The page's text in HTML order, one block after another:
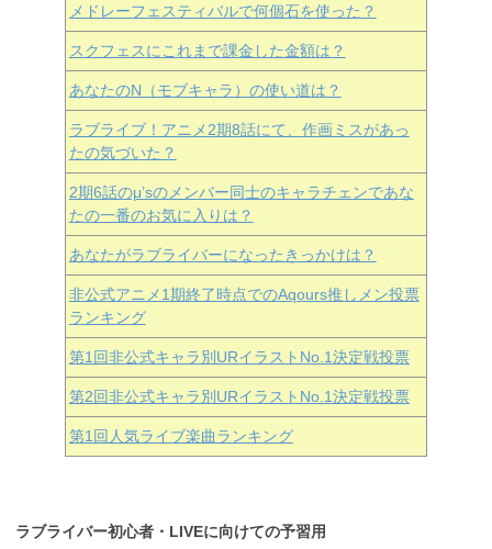
メドレーフェスティバルで何個石を使った？
スクフェスにこれまで課金した金額は？
あなたのN（モブキャラ）の使い道は？
ラブライブ！アニメ2期8話にて、作画ミスがあっ
たの気づいた？
2期6話のμ’sのメンバー同士のキャラチェンであな
たの一番のお気に入りは？
あなたがラブライバーになったきっかけは？
非公式アニメ1期終了時点でのAqours推しメン投票
ランキング
第1回非公式キャラ別URイラストNo.1決定戦投票
第2回非公式キャラ別URイラストNo.1決定戦投票
第1回人気ライブ楽曲ランキング
ラブライバー初心者・LIVEに向けての予習用